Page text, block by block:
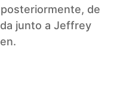
de
junto a Jeffrey